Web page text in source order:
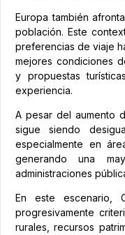
Europa también
población. Este
preferencias de viaje
mejores condiciones
y propuestas
experiencia.
A pesar del aumento
sigue siendo
especialmente en
generando una
administraciones
En este escenario,
progresivamente
rurales, recursos